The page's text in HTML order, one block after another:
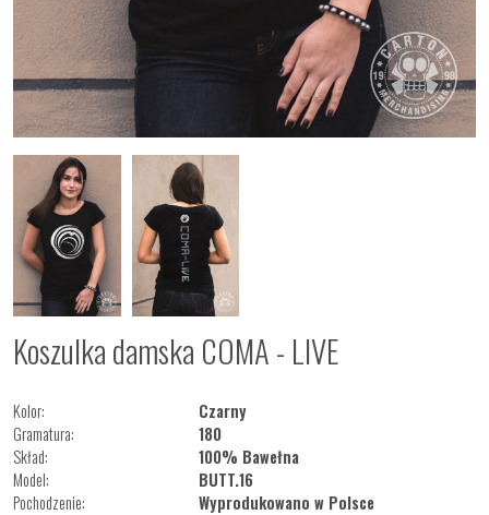
Koszulka damska COMA - LIVE
Kolor:
Czarny
Gramatura:
180
Skład:
100% Bawełna
Model:
BUTT.16
Pochodzenie:
Wyprodukowano w Polsce